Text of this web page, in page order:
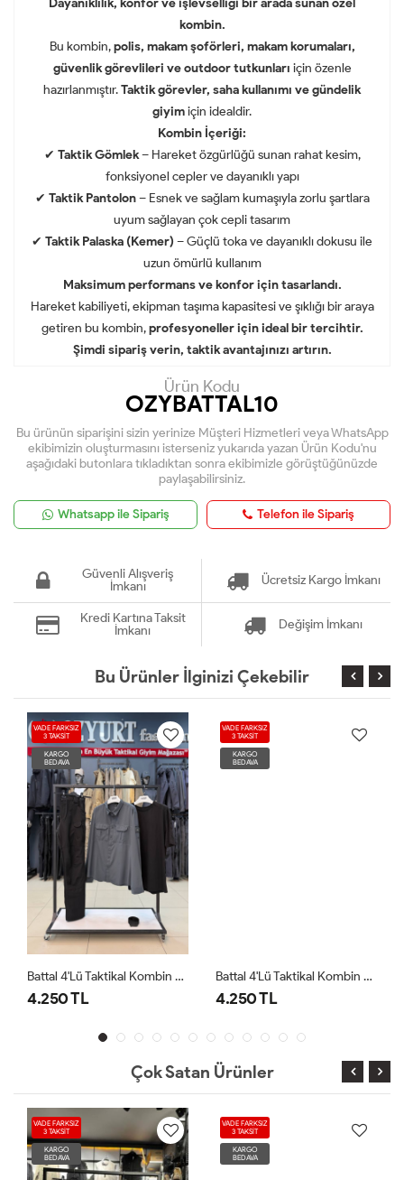
Dayanıklılık, konfor ve işlevselliği bir arada sunan özel
kombin.
Bu kombin,polis, makam şoförleri, makam korumaları,
güvenlik görevlileri ve outdoor tutkunları için özenle
hazırlanmıştır.Taktik görevler, saha kullanımı ve gündelik
giyimiçin idealdir.
Kombin İçeriği:
✔ Taktik Gömlek– Hareket özgürlüğü sunan rahat kesim,
fonksiyonel cepler ve dayanıklı yapı
✔ Taktik Pantolon– Esnek ve sağlam kumaşıyla zorlu şartlara
uyum sağlayan çok cepli tasarım
✔ Taktik Palaska (Kemer) – Güçlü toka ve dayanıklı dokusu ile
uzun ömürlü kullanım
Maksimum performans ve konfor için tasarlandı.
Hareket kabiliyeti, ekipman taşıma kapasitesi ve şıklığı bir araya
getiren bu kombin,profesyoneller için ideal bir tercihtir.
Şimdi sipariş verin, taktik avantajınızı artırın.
Ürün Kodu
OZYBATTAL10
Bu ürünün siparişini sizin yerinize Müşteri Hizmetleri veya WhatsApp
ekibimizin oluşturmasını isterseniz yukarıda yazan Ürün Kodu'nu
aşağıdaki butonlara tıkladıktan sonra ekibimizle görüştüğünüzde
paylaşabilirsiniz.
Whatsapp ile Sipariş Telefon ile Sipariş
Güvenli Alışveriş
İmkanı
Ücretsiz Kargo İmkanı
Kredi Kartına Taksit
İmkanı
Değişim İmkanı
Bu Ürünler İlginizi Çekebilir
VADE FARKSIZ
3 TAKSİT
KARGO
BEDAVA
Battal 4'lü Taktikal Kombin Antrasit Siyah
4.250 TL
VADE FARKSIZ
3 TAKSİT
KARGO
BEDAVA
Battal 4'lü Taktikal Kombin Siyah Antrasit
4.250 TL
Çok Satan Ürünler
VADE FARKSIZ
3 TAKSİT
KARGO
BEDAVA
VADE FARKSIZ
3 TAKSİT
KARGO
BEDAVA